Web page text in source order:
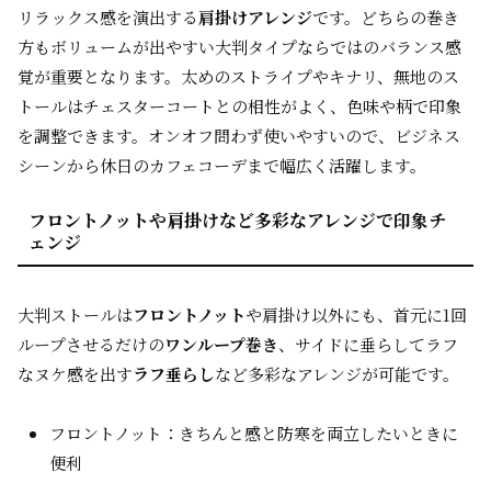
リラックス感を演出する肩掛けアレンジです。どちらの巻き
方もボリュームが出やすい大判タイプならではのバランス感
覚が重要となります。太めのストライプやキナリ、無地のス
トールはチェスターコートとの相性がよく、色味や柄で印象
を調整できます。オンオフ問わず使いやすいので、ビジネス
シーンから休日のカフェコーデまで幅広く活躍します。
フロントノットや肩掛けなど多彩なアレンジで印象チ
ェンジ
大判ストールはフロントノットや肩掛け以外にも、首元に1回
ループさせるだけのワンループ巻き、サイドに垂らしてラフ
なヌケ感を出すラフ垂らしなど多彩なアレンジが可能です。
フロントノット：きちんと感と防寒を両立したいときに
便利